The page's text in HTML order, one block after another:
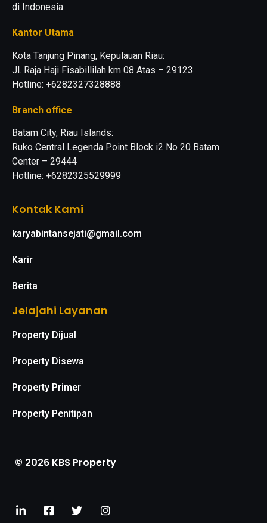
di Indonesia.
Kantor Utama
Kota Tanjung Pinang, Kepulauan Riau:
Jl. Raja Haji Fisabillilah km 08 Atas – 29123
Hotline: +6282327328888
Branch office
Batam City, Riau Islands:
Ruko Central Legenda Point Block i2 No 20 Batam
Center – 29444
Hotline: +6282325529999
Kontak Kami
karyabintansejati@gmail.com
Karir
Berita
Jelajahi Layanan
Property Dijual
Property Disewa
Property Primer
Property Penitipan
© 2026 KBS Property